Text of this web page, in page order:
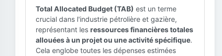
Total Allocated Budget (TAB) est un terme
crucial dans l'industrie pétrolière et gazière,
représentant les ressources financières totales
allouées à un projet ou une activité spécifique.
Cela englobe toutes les dépenses estimées